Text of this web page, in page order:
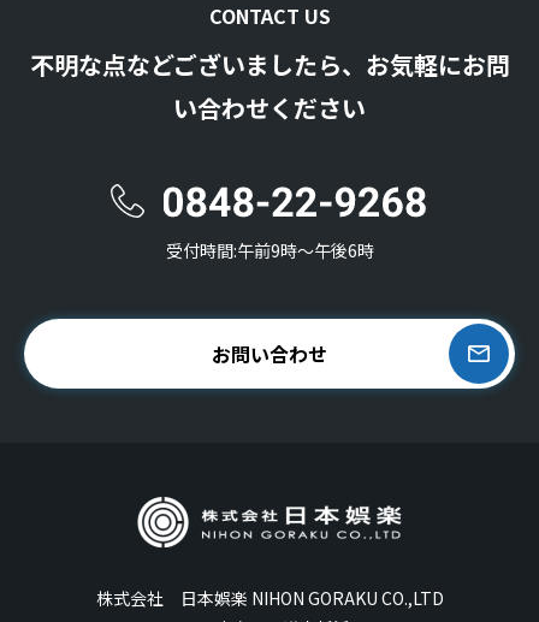
CONTACT US
不明な点などございましたら、お気軽にお問
い合わせください
受付時間:午前9時〜午後6時
お問い合わせ
株式会社 日本娯楽 NIHON GORAKU CO.,LTD